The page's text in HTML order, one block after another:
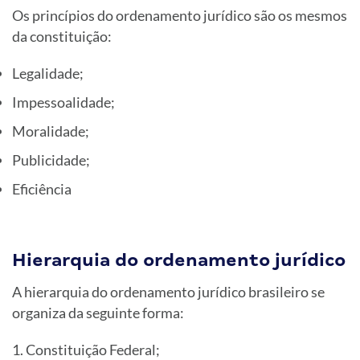
Os princípios do ordenamento jurídico são os mesmos
da constituição:
Legalidade;
Impessoalidade;
Moralidade;
Publicidade;
Eficiência
Hierarquia do ordenamento jurídico
A hierarquia do ordenamento jurídico brasileiro se
organiza da seguinte forma:
Constituição Federal;